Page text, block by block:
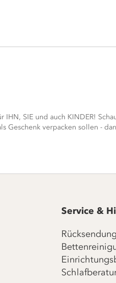
SIE und auch KINDER!
Geschenk verpacken sollen -
Service &